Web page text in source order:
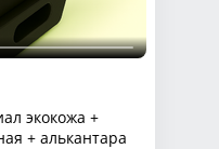
экокожа +
+ алькантара